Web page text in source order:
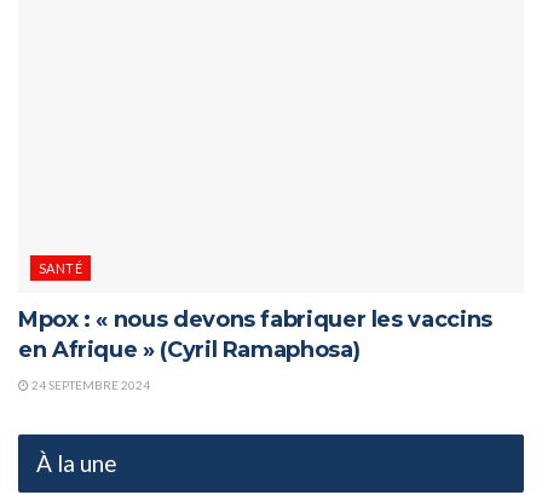
SANTÉ
Mpox : « nous devons fabriquer les vaccins
en Afrique » (Cyril Ramaphosa)
24 SEPTEMBRE 2024
À la une